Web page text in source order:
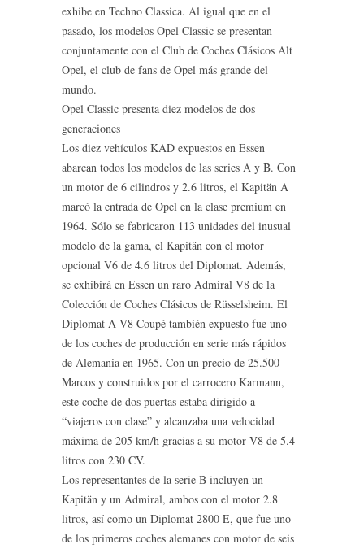
exhibe en Techno Classica. Al igual que en el
pasado, los modelos Opel Classic se presentan
conjuntamente con el Club de Coches Clásicos Alt
Opel, el club de fans de Opel más grande del
mundo.
Opel Classic presenta diez modelos de dos
generaciones
Los diez vehículos KAD expuestos en Essen
abarcan todos los modelos de las series A y B. Con
un motor de 6 cilindros y 2.6 litros, el Kapitän A
marcó la entrada de Opel en la clase premium en
1964. Sólo se fabricaron 113 unidades del inusual
modelo de la gama, el Kapitän con el motor
opcional V6 de 4.6 litros del Diplomat. Además,
se exhibirá en Essen un raro Admiral V8 de la
Colección de Coches Clásicos de Rüsselsheim. El
Diplomat A V8 Coupé también expuesto fue uno
de los coches de producción en serie más rápidos
de Alemania en 1965. Con un precio de 25.500
Marcos y construidos por el carrocero Karmann,
este coche de dos puertas estaba dirigido a
“viajeros con clase” y alcanzaba una velocidad
máxima de 205 km/h gracias a su motor V8 de 5.4
litros con 230 CV.
Los representantes de la serie B incluyen un
Kapitän y un Admiral, ambos con el motor 2.8
litros, así como un Diplomat 2800 E, que fue uno
de los primeros coches alemanes con motor de seis